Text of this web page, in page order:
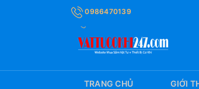
0986470139
TRANG CHỦ GIỚI